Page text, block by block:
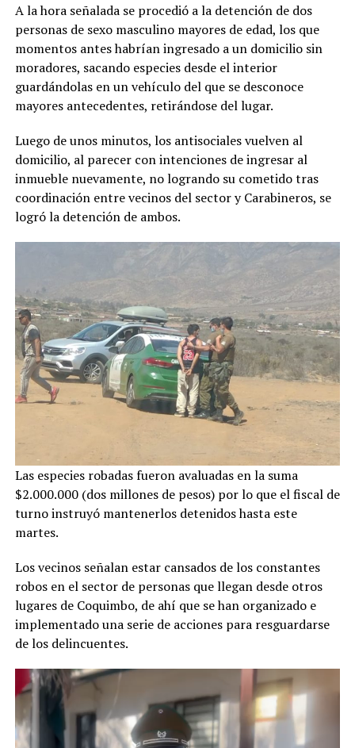
A la hora señalada se procedió a la detención de dos
personas de sexo masculino mayores de edad, los que
momentos antes habrían ingresado a un domicilio sin
moradores, sacando especies desde el interior
guardándolas en un vehículo del que se desconoce
mayores antecedentes, retirándose del lugar.
Luego de unos minutos, los antisociales vuelven al
domicilio, al parecer con intenciones de ingresar al
inmueble nuevamente, no logrando su cometido tras
coordinación entre vecinos del sector y Carabineros, se
logró la detención de ambos.
Las especies robadas fueron avaluadas en la suma
$2.000.000 (dos millones de pesos) por lo que el fiscal de
turno instruyó mantenerlos detenidos hasta este
martes.
Los vecinos señalan estar cansados de los constantes
robos en el sector de personas que llegan desde otros
lugares de Coquimbo, de ahí que se han organizado e
implementado una serie de acciones para resguardarse
de los delincuentes.